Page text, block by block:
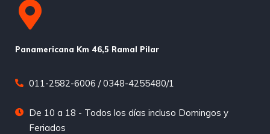
Panamericana Km 46,5 Ramal Pilar
011-2582-6006 / 0348-4255480/1
De 10 a 18 - Todos los días incluso Domingos y
Feriados